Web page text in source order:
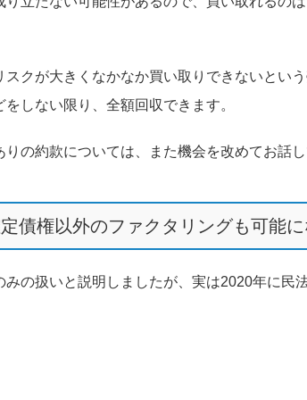
クが大きくなかなか買い取りできないとい
しない限り、全額回収できます。
の約款については、また機会を改めてお話し
債権以外のファクタリングも可能
の扱いと説明しましたが、実は2020年に民